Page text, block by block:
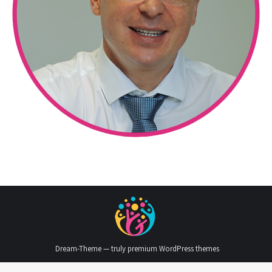
Dream-Theme — truly premium WordPress themes